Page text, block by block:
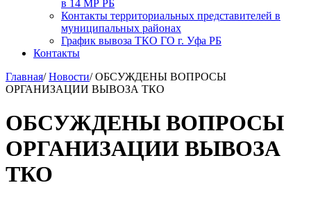
в 14 МР РБ
Контакты территориальных представителей в
муниципальных районах
График вывоза ТКО ГО г. Уфа РБ
Контакты
Главная/ Новости/ ОБСУЖДЕНЫ ВОПРОСЫ
ОРГАНИЗАЦИИ ВЫВОЗА ТКО
ОБСУЖДЕНЫ ВОПРОСЫ
ОРГАНИЗАЦИИ ВЫВОЗА
ТКО